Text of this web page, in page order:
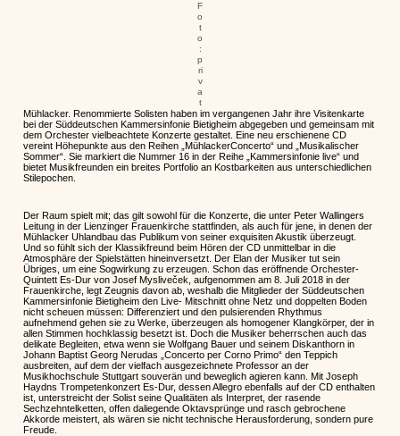
F
o
t
o
:
p
ri
v
a
t
Mühlacker. Renommierte Solisten haben im vergangenen Jahr ihre Visitenkarte
bei der Süddeutschen Kammersinfonie Bietigheim abgegeben und gemeinsam mit
dem Orchester vielbeachtete Konzerte gestaltet. Eine neu erschienene CD
vereint Höhepunkte aus den Reihen „MühlackerConcerto“ und „Musikalischer
Sommer“. Sie markiert die Nummer 16 in der Reihe „Kammersinfonie live“ und
bietet Musikfreunden ein breites Portfolio an Kostbarkeiten aus unterschiedlichen
Stilepochen.
Der Raum spielt mit; das gilt sowohl für die Konzerte, die unter Peter Wallingers
Leitung in der Lienzinger Frauenkirche stattfinden, als auch für jene, in denen der
Mühlacker Uhlandbau das Publikum von seiner exquisiten Akustik überzeugt.
Und so fühlt sich der Klassikfreund beim Hören der CD unmittelbar in die
Atmosphäre der Spielstätten hineinversetzt. Der Elan der Musiker tut sein
Übriges, um eine Sogwirkung zu erzeugen. Schon das eröffnende Orchester-
Quintett Es-Dur von Josef Mysliveček, aufgenommen am 8. Juli 2018 in der
Frauenkirche, legt Zeugnis davon ab, weshalb die Mitglieder der Süddeutschen
Kammersinfonie Bietigheim den Live- Mitschnitt ohne Netz und doppelten Boden
nicht scheuen müssen: Differenziert und den pulsierenden Rhythmus
aufnehmend gehen sie zu Werke, überzeugen als homogener Klangkörper, der in
allen Stimmen hochklassig besetzt ist. Doch die Musiker beherrschen auch das
delikate Begleiten, etwa wenn sie Wolfgang Bauer und seinem Diskanthorn in
Johann Baptist Georg Nerudas „Concerto per Corno Primo“ den Teppich
ausbreiten, auf dem der vielfach ausgezeichnete Professor an der
Musikhochschule Stuttgart souverän und beweglich agieren kann. Mit Joseph
Haydns Trompetenkonzert Es-Dur, dessen Allegro ebenfalls auf der CD enthalten
ist, unterstreicht der Solist seine Qualitäten als Interpret, der rasende
Sechzehntelketten, offen daliegende Oktavsprünge und rasch gebrochene
Akkorde meistert, als wären sie nicht technische Herausforderung, sondern pure
Freude.